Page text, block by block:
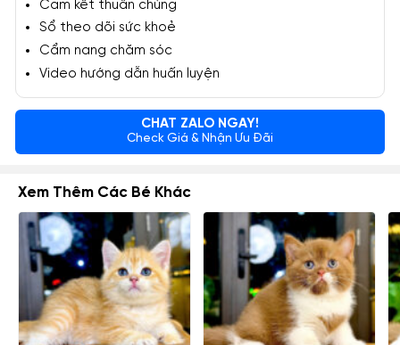
Cam kết thuần chủng
Sổ theo dõi sức khoẻ
Cẩm nang chăm sóc
Video hướng dẫn huấn luyện
CHAT ZALO NGAY!
Check Giá & Nhận Ưu Đãi
Xem Thêm Các Bé Khác